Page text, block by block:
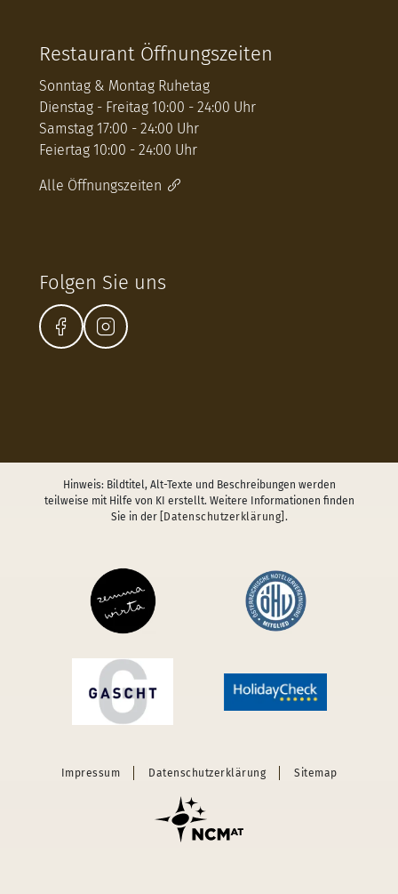
Restaurant Öffnungszeiten
Sonntag & Montag Ruhetag
Dienstag - Freitag 10:00 - 24:00 Uhr
Samstag 17:00 - 24:00 Uhr
Feiertag 10:00 - 24:00 Uhr
Alle Öffnungszeiten
Folgen Sie uns
Hinweis: Bildtitel, Alt-Texte und Beschreibungen werden
teilweise mit Hilfe von KI erstellt. Weitere Informationen finden
Sie in der
[Datenschutzerklärung] .
Impressum Datenschutzerklärung Sitemap